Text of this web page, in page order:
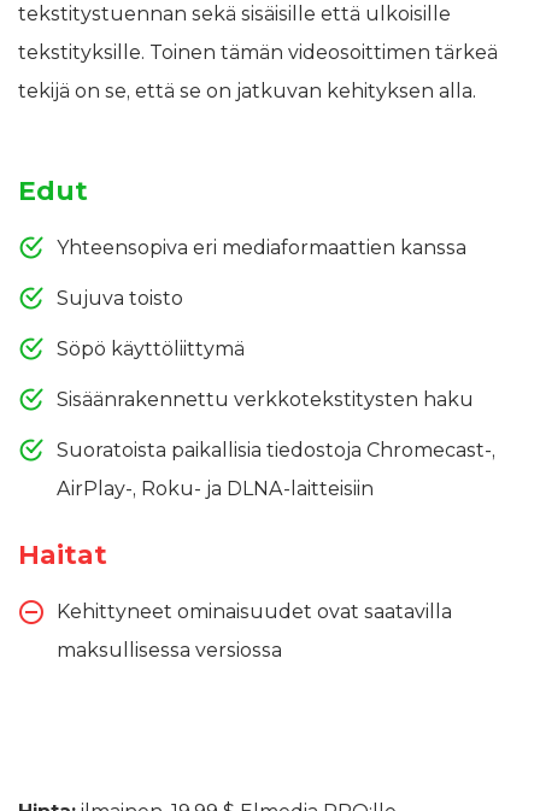
tekstitystuennan sekä sisäisille että ulkoisille
tekstityksille. Toinen tämän videosoittimen tärkeä
tekijä on se, että se on jatkuvan kehityksen alla.
Edut
Yhteensopiva eri mediaformaattien kanssa
Sujuva toisto
Söpö käyttöliittymä
Sisäänrakennettu verkkotekstitysten haku
Suoratoista paikallisia tiedostoja Chromecast-,
AirPlay-, Roku- ja DLNA-laitteisiin
Haitat
Kehittyneet ominaisuudet ovat saatavilla
maksullisessa versiossa